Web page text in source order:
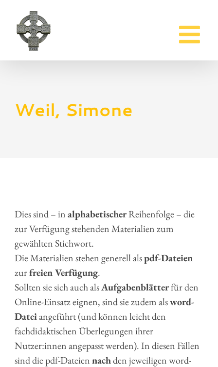
Inhalt
springen
Weil, Simone
Dies sind – inalphabetischerReihenfolge – die
zur Verfügung stehenden Materialien zum
gewählten Stichwort.
Die Materialien stehen generell alspdf-Dateien
zurfreien Verfügung.
Sollten sie sich auch alsAufgabenblätterfür den
Online-Einsatz eignen, sind sie zudem alsword-
Dateiangeführt (und können leicht den
fachdidaktischen Überlegungen ihrer
Nutzer:innen angepasst werden). In diesen Fällen
sind die pdf-Dateiennachden jeweiligen word-